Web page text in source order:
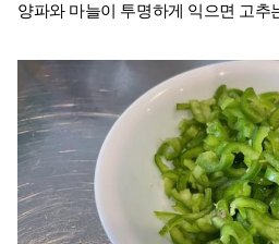
양파와 마늘이 투명하게 익으면 고추